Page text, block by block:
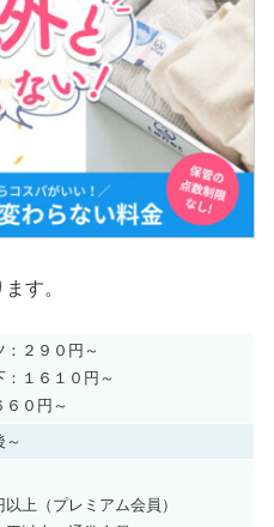
す。
：２９０円～
：１６１０円～
６０円～
～
以上（プレミアム会員）